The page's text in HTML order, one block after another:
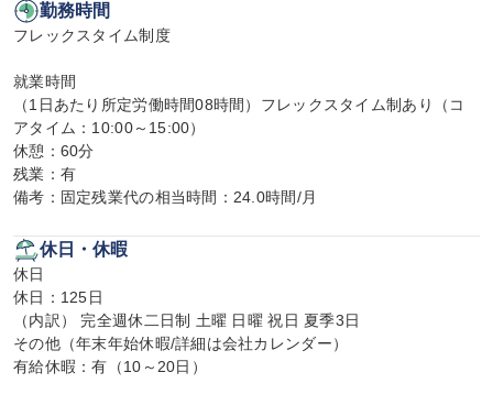
勤務時間
フレックスタイム制度
就業時間
（1日あたり所定労働時間08時間）フレックスタイム制あり（コ
アタイム：10:00～15:00）
休憩：60分
残業：有
備考：固定残業代の相当時間：24.0時間/月
休日・休暇
休日
休日：125日
（内訳） 完全週休二日制 土曜 日曜 祝日 夏季3日
その他（年末年始休暇/詳細は会社カレンダー）
有給休暇：有（10～20日）